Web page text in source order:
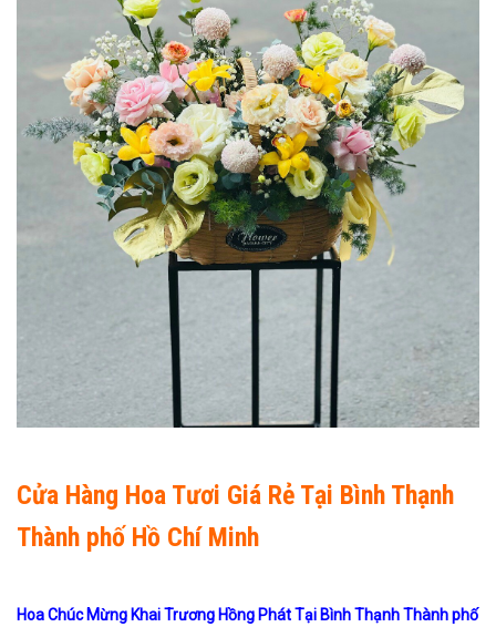
Cửa Hàng Hoa Tươi Giá Rẻ Tại Bình Thạnh
Thành phố Hồ Chí Minh
Hoa Chúc Mừng Khai Trương Hồng Phát Tại Bình Thạnh Thành phố